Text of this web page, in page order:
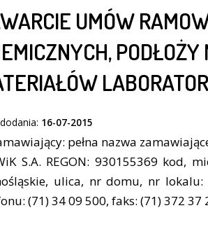
UMÓW
16-07-2015
pełna nazwa
S.A. REGON: 930155369 kod,
ulica, nr domu, nr
(71) 34 09 500, faks: (71) 372 37